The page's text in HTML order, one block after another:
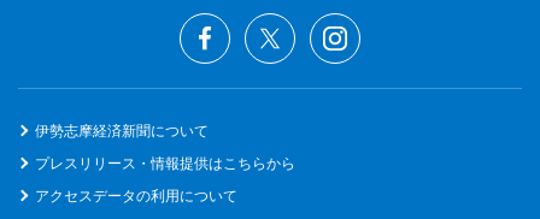
伊勢志摩経済新聞について
プレスリリース・情報提供はこちらから
アクセスデータの利用について